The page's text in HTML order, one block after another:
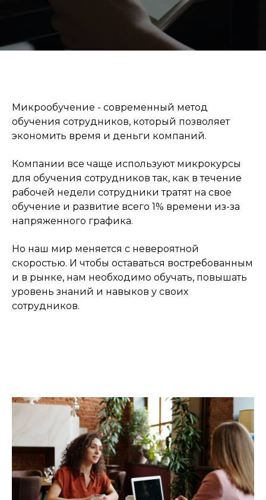
Микрообучение - современный метод
обучения сотрудников, который позволяет
экономить время и деньги компаний.
Компании все чаще используют микрокурсы
для обучения сотрудников так, как в течение
рабочей недели сотрудники тратят на свое
обучение и развитие всего 1% времени из-за
напряженного графика.
Но наш мир меняется с невероятной
скоростью. И чтобы оставаться востребованным
и в рынке, нам необходимо обучать, повышать
уровень знаний и навыков у своих
сотрудников.